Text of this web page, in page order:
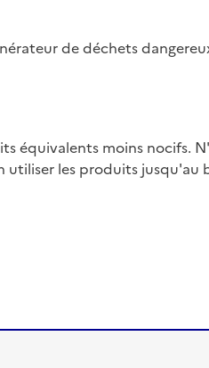
de déchets
équivalents moins nocifs.
utiliser les produits jusqu'au